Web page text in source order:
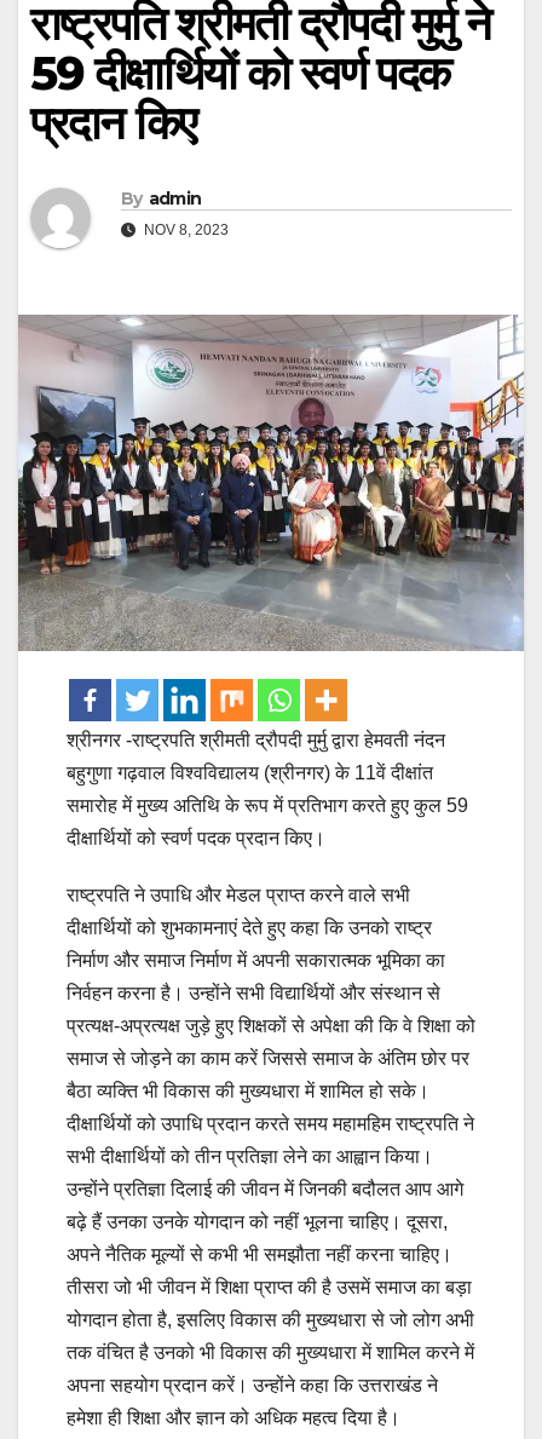
राष्ट्रपति श्रीमती द्रौपदी मुर्मु ने
59 दीक्षार्थियों को स्वर्ण पदक
प्रदान किए
By admin
NOV 8, 2023
श्रीनगर -राष्ट्रपति श्रीमती द्रौपदी मुर्मु द्वारा हेमवती नंदन
बहुगुणा गढ़वाल विश्वविद्यालय (श्रीनगर) के 11वें दीक्षांत
समारोह में मुख्य अतिथि के रूप में प्रतिभाग करते हुए कुल 59
दीक्षार्थियों को स्वर्ण पदक प्रदान किए।
राष्ट्रपति ने उपाधि और मेडल प्राप्त करने वाले सभी
दीक्षार्थियों को शुभकामनाएं देते हुए कहा कि उनको राष्ट्र
निर्माण और समाज निर्माण में अपनी सकारात्मक भूमिका का
निर्वहन करना है। उन्होंने सभी विद्यार्थियों और संस्थान से
प्रत्यक्ष-अप्रत्यक्ष जुड़े हुए शिक्षकों से अपेक्षा की कि वे शिक्षा को
समाज से जोड़ने का काम करें जिससे समाज के अंतिम छोर पर
बैठा व्यक्ति भी विकास की मुख्यधारा में शामिल हो सके।
दीक्षार्थियों को उपाधि प्रदान करते समय महामहिम राष्ट्रपति ने
सभी दीक्षार्थियों को तीन प्रतिज्ञा लेने का आह्वान किया।
उन्होंने प्रतिज्ञा दिलाई की जीवन में जिनकी बदौलत आप आगे
बढ़े हैं उनका उनके योगदान को नहीं भूलना चाहिए। दूसरा,
अपने नैतिक मूल्यों से कभी भी समझौता नहीं करना चाहिए।
तीसरा जो भी जीवन में शिक्षा प्राप्त की है उसमें समाज का बड़ा
योगदान होता है, इसलिए विकास की मुख्यधारा से जो लोग अभी
तक वंचित है उनको भी विकास की मुख्यधारा में शामिल करने में
अपना सहयोग प्रदान करें। उन्होंने कहा कि उत्तराखंड ने
हमेशा ही शिक्षा और ज्ञान को अधिक महत्व दिया है।